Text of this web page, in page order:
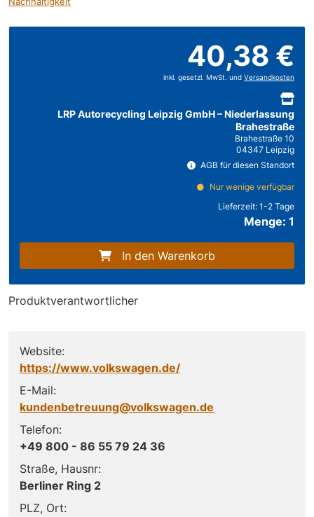
40,38 €
inkl. gesetzl. MwSt. und Versandkosten
LRP Autorecycling Leipzig GmbH – Niederlassung
Brahestraße
Brahestraße 10
04347 Leipzig
AGB für diesen Standort
Nur wenige verfügbar
Lieferzeit: 1-2 Tage
Menge: 1
In den Warenkorb
Produktverantwortlicher
Website:
https://www.volkswagen.de/
E-Mail:
kundenbetreuung@volkswagen.de
Telefon:
+49 800 - 86 55 79 24 36
Straße, Hausnr:
Berliner Ring 2
PLZ, Ort: